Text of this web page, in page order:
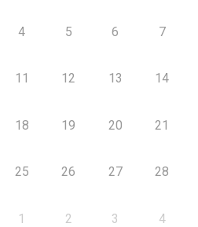
4 5 6 7
11 12 13 14
18 19 20 21
25 26 27 28
1 2 3 4